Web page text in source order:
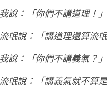
我說：「你們不講道理！」
流氓說：「講道理還算流氓
我說：「你們不講義氣？」
流氓說：「講義氣就不算是